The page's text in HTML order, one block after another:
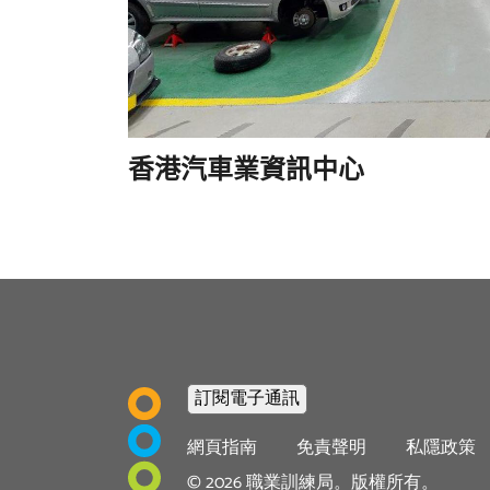
香港汽車業資訊中心
Footer
網頁指南 免責聲明
私隱政策
©2026職業訓練局。版權所有。